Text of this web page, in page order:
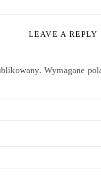
LEAVE A REPLY
Wymagane